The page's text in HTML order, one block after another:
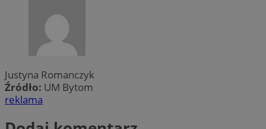
Justyna Romanczyk
Źródło: UM Bytom
reklama